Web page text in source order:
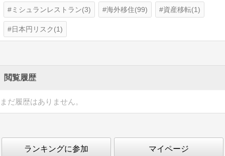
ミシュランレストラン(3) 海外移住(99) 資産移転(1)
日本円リスク(1)
閲覧履歴
まだ履歴はありません。
ランキングに参加 マイページ